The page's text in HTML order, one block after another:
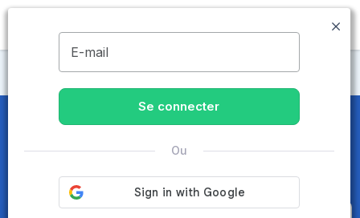
MENU
Maisons de retraite Haute-Garonne
Maisons de retraite et EHPAD
Cugnaux (31270)
E-mail
Se connecter
Ou